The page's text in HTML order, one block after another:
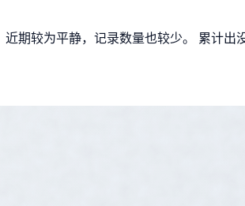
期较为平静，记录数量也较少。 累计出